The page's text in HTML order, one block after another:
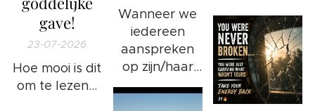
gave!
23-07-2026
Hoe mooi is dit
om te lezen...
Wanneer we
iedereen
aanspreken
op zijn/haar
ongewenste
gedrag en/of